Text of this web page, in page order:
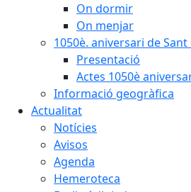
On dormir
On menjar
1050è. aniversari de
Presentació
Actes 1050è
Informació geogràfica
Actualitat
Notícies
Avisos
Agenda
Hemeroteca